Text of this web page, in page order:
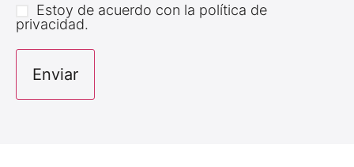
Estoy de acuerdo con la política de
privacidad.